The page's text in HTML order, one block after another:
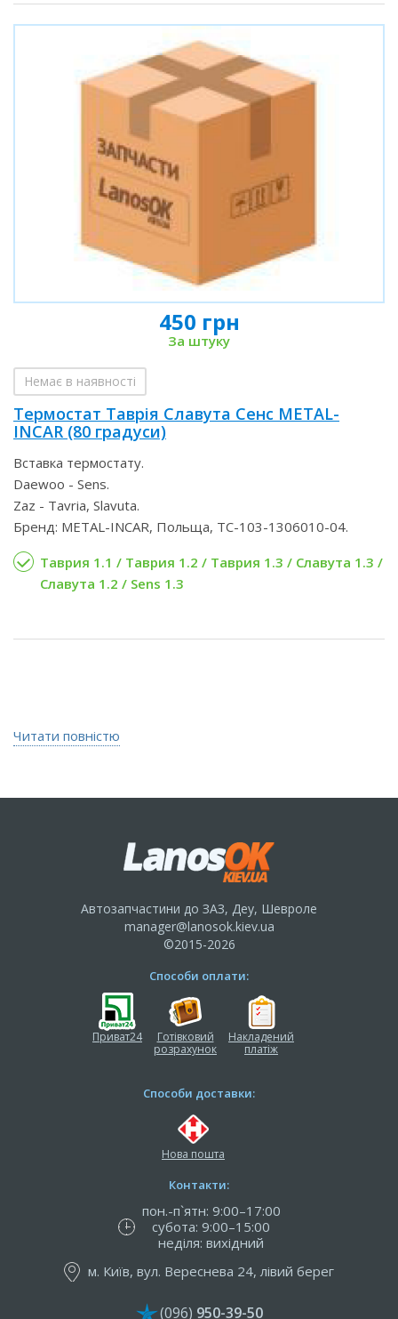
450 грн
За штуку
Немає в наявності
Термостат Таврія Славута Сенс METAL-
INCAR (80 градуси)
Вставка термостату.
Daewoo - Sens.
Zaz - Tavria, Slavuta.
Бренд: METAL-INCAR, Польща, TC-103-1306010-04.
Таврия 1.1 / Таврия 1.2 / Таврия 1.3 / Славута 1.3 /
Славута 1.2 / Sens 1.3
Читати повністю
Автозапчастини до ЗАЗ, Деу, Шевроле
manager@lanosok.kiev.ua
©2015-2026
Способи оплати:
Приват24
Готівковий
розрахунок
Накладений
платіж
Способи доставки:
Нова пошта
Контакти:
пон.-п`ятн: 9:00–17:00
субота: 9:00–15:00
неділя: вихідний
м. Київ, вул. Вереснева 24, лівий берег
(096) 950-39-50